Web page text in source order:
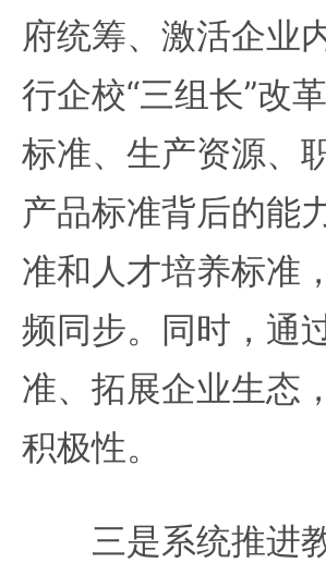
府统筹、激活企业
行企校“三组长”改
标准、生产资源、
产品标准背后的能
准和人才培养标准
频同步。同时，通
准、拓展企业生态
积极性。
三是系统推进教